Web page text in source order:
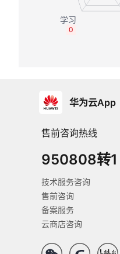
0
华为云App
售前咨询热线
950808转1
技术服务咨询
售前咨询
备案服务
云商店咨询